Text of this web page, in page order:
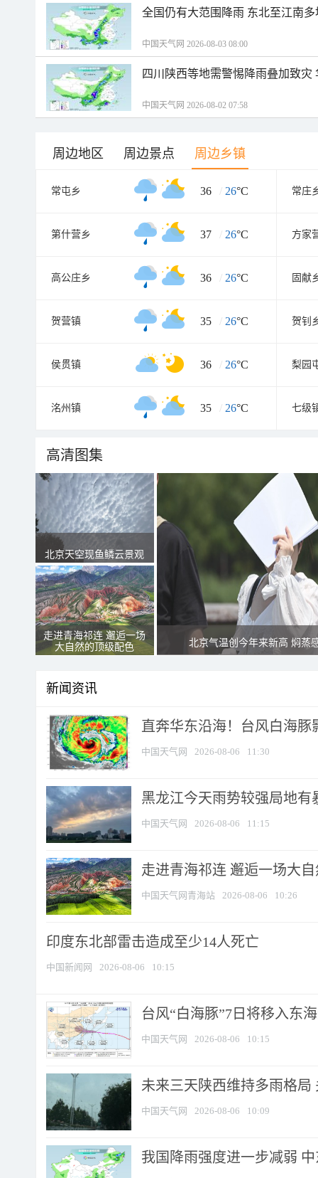
全国仍有大范围降雨 东北至江南
中国天气网 2026-08-03 08:00
四川陕西等地需警惕降雨叠加致
中国天气网 2026-08-02 07:58
周边地区 周边景点 周边乡镇
常屯乡 36 / 26°C 常庄
第什营乡 37 / 26°C 方家
高公庄乡 36 / 26°C 固献
贺营镇 35 / 26°C 贺钊
侯贯镇 36 / 26°C 梨园
洺州镇 35 / 26°C 七级
高清图集
北京天空现鱼鳞云景观
走进青海祁连 邂逅一场
大自然的顶级配色
北京气温创今年来新高 焖蒸
新闻资讯
直奔华东沿海！台风白海豚
中国天气网 2026-08-06 11:30
黑龙江今天雨势较强局地有
中国天气网 2026-08-06 11:15
走进青海祁连 邂逅一场大
中国天气网青海站 2026-08-06 10:26
印度东北部雷击造成至少14人死亡
中国新闻网 2026-08-06 10:15
台风“白海豚”7日将移入东
中国天气网 2026-08-06 10:15
未来三天陕西维持多雨格局
中国天气网 2026-08-06 10:09
我国降雨强度进一步减弱